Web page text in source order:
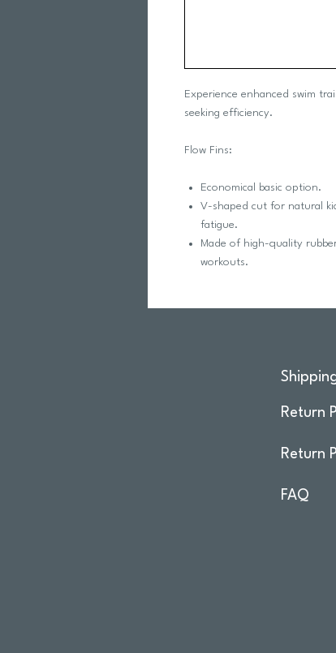
Experience enhanced swim
seeking efficiency.
Flow Fins:
Economical basic option.
V-shaped cut for natural
fatigue.
Made of high-quality
workouts.
Return
Return
FAQ